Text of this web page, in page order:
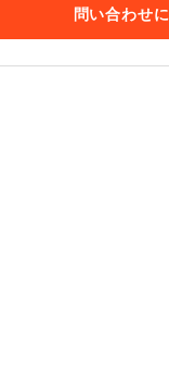
問い合わせ